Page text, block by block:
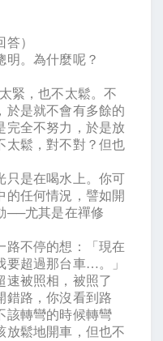
）
明。為什麼呢？
緊，也不太鬆。不
於是就不會有多餘的
完全不努力，於是放
太鬆，對不對？但也
只是在喝水上。你可
的任何情況，譬如開
──尤其是在禪修
路不停的想：「現在
要超過那台車… 。」
速被照相，被照了
錯路，你沒看到路
該轉彎的時候轉彎
放鬆地開車，但也不